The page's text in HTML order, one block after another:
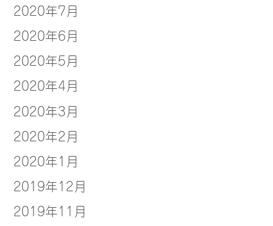
2020年7月
2020年6月
2020年5月
2020年4月
2020年3月
2020年2月
2020年1月
2019年12月
2019年11月